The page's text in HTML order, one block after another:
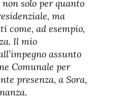
non solo per quanto
ma
come, ad esempio,
Il mio
assunto
Comunale per
presenza, a Sora,